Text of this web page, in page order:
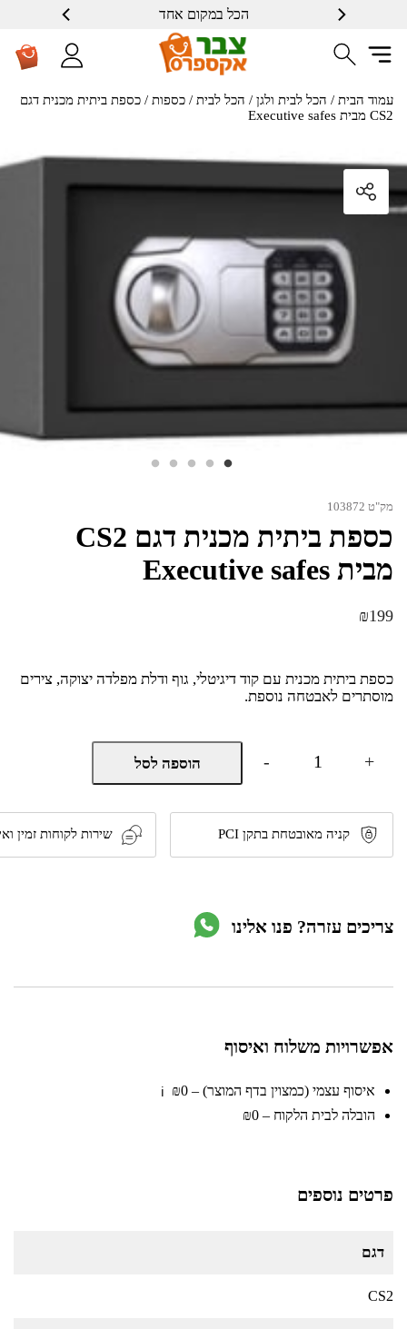
הכל במקום אחד
עמוד הבית / הכל לבית ולגן / הכל לבית / כספות / כספת ביתית מכנית דגם
CS2 מבית Executive safes
מק"ט 103872
כספת ביתית מכנית דגם CS2
מבית Executive safes
₪199
כספת ביתית מכנית עם קוד דיגיטלי, גוף ודלת מפלדה יצוקה, צירים
מוסתרים לאבטחה נוספת.
-
כמות
כספת
מכנית
דגם
CS2
מבית
+ הוספה לסל
קניה מאובטחת בתקן PCI שירות לקוחות זמין
צריכים עזרה? פנו אלינו
אפשרויות משלוח ואיסוף
איסוף עצמי (כמצוין בדף המוצר) – ₪0 ℹ️
הובלה לבית הלקוח – ₪0
פרטים נוספים
דגם
CS2